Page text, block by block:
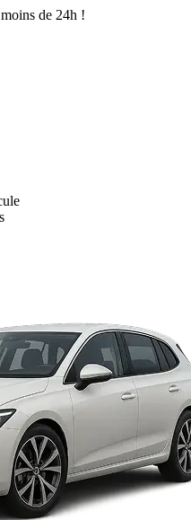
de 24h !